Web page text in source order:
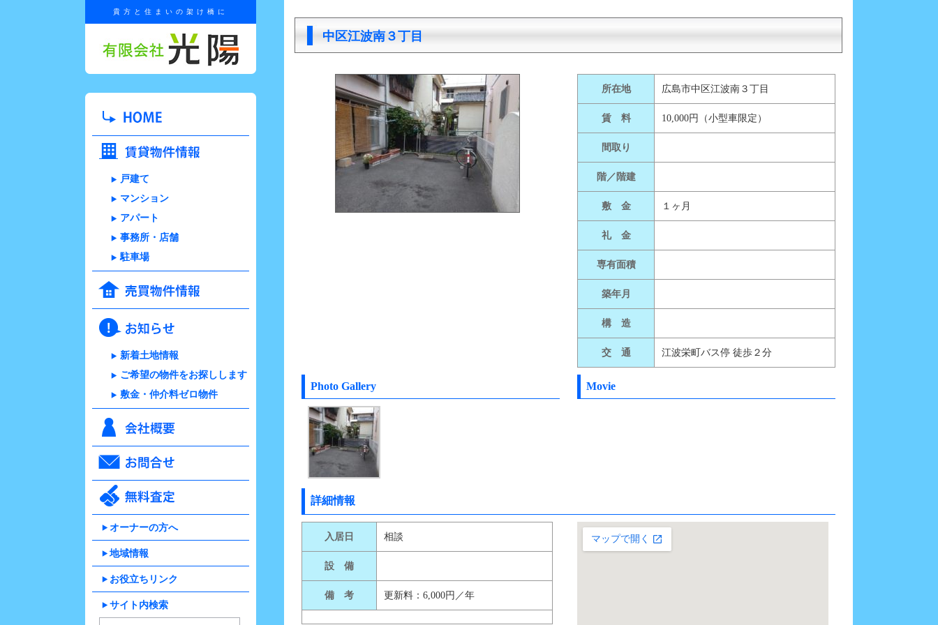
貴方と住まいの架け橋に
戸建て
マンション
アパート
事務所・店舗
駐車場
新着土地情報
ご希望の物件をお探しします
敷金・仲介料ゼロ物件
オーナーの方へ
地域情報
お役立ちリンク
サイト内検索
中区江波南３丁目
所在地 広島市中区江波南３丁目
賃 料 10,000円（小型車限定）
間取り
階／階建
敷 金 １ヶ月
礼 金
専有面積
築年月
構 造
交 通 江波栄町バス停 徒歩２分
Photo Gallery Movie
詳細情報
入居日 相談
設 備
備 考 更新料：6,000円／年